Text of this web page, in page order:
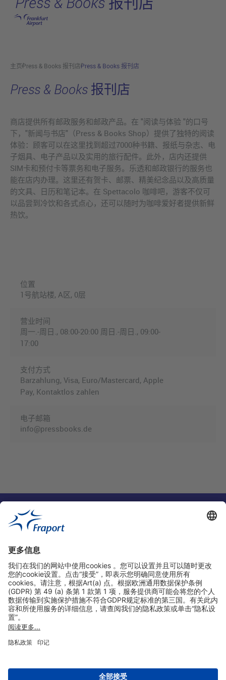
跳转至主页
主页Press & Books 报刊店Press & Books 报刊店
Press & Books 报刊店
商店提供所有邮政服务和邮政产品。在 "阅读与体验 "的口号
下，"新闻与书店"（Press & Books Shop）提供了独特的阅读
体验：顾客可以在这里找到超过7000种书籍、报纸与杂志、电
子烟具、电子产品以及实用的旅行配件。此外，店内还提供
SIM卡和预付卡等票务和电子服务。乐透和邮政银行的服务也
能在店内办理。这里还有贺卡、邮票、精美纪念品以及高质量
的文具、日历和笔记本。在 Spettacolo 咖啡吧，游客不仅可
以品尝到冷饮和各式点心，还可以随时为咖啡爱好者提供新鲜
热饮。
位置
1号航站楼, A区, 0层
营业时间
周一.-周日., 08:00-20:00 周日.-周日., 09:00-
17:00
支付方式
Barzahlung, Visa, Euro/Mastercard, Apple
Pay, Kontaktlos zahlen
电子邮箱
info@pressbooks.de
实用链接
购物&线上预定
关于我们
设置